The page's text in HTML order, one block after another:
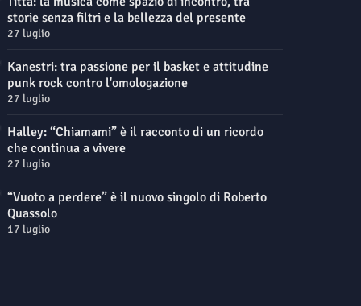
storie senza filtri e la bellezza del presente
27 luglio
Kanestri: tra passione per il basket e attitudine
punk rock contro l'omologazione
27 luglio
Halley: “Chiamami” è il racconto di un ricordo
che continua a vivere
27 luglio
“Vuoto a perdere” è il nuovo singolo di Roberto
Quassolo
17 luglio